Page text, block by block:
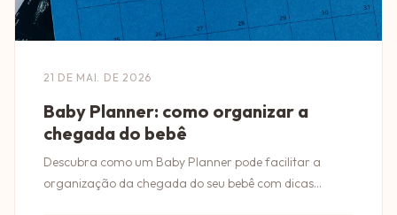
21 DE MAI. DE 2026
Baby Planner: como organizar a
chegada do bebê
Descubra como um Baby Planner pode facilitar a
organização da chegada do seu bebê com dicas